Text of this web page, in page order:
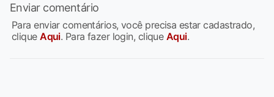
Enviar comentário
Para enviar comentários, você precisa estar cadastrado,
cliqueAqui. Para fazer login, clique Aqui.